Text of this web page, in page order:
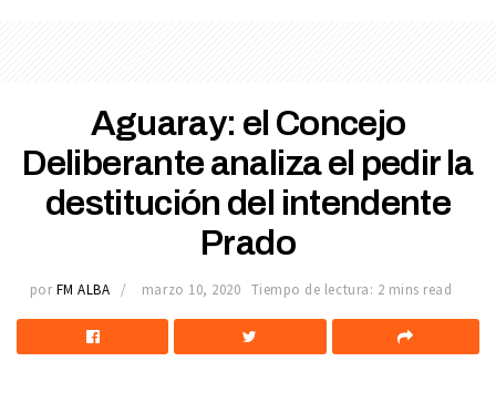
Aguaray: el Concejo
Deliberante analiza el pedir la
destitución del intendente
Prado
por FM ALBA marzo 10, 2020 Tiempo de lectura: 2 mins read